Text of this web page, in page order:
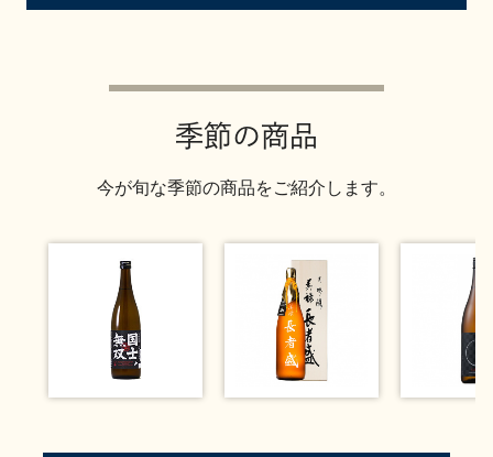
季節の商品
今が旬な季節の商品をご紹介します。